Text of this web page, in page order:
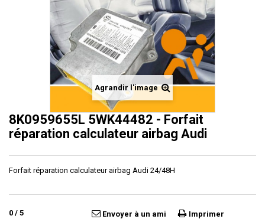
Agrandir l'image
8K0959655L 5WK44482 - Forfait
réparation calculateur airbag Audi
Forfait réparation calculateur airbag Audi 24/48H
0 / 5 Envoyer à un ami Imprimer